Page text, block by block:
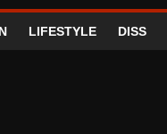
LIFESTYLE DISS